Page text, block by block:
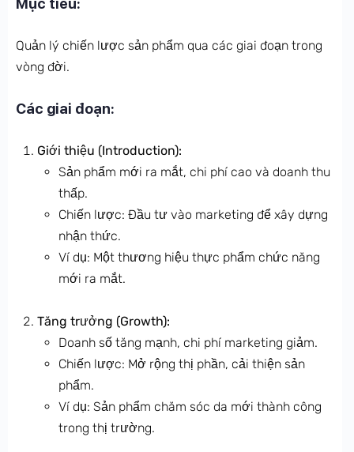
Mục tiêu:
Quản lý chiến lược sản phẩm qua các giai đoạn trong
vòng đời.
Các giai đoạn:
Giới thiệu (Introduction):
Sản phẩm mới ra mắt, chi phí cao và doanh thu
thấp.
Chiến lược: Đầu tư vào marketing để xây dựng
nhận thức.
Ví dụ: Một thương hiệu thực phẩm chức năng
mới ra mắt.
Tăng trưởng (Growth):
Doanh số tăng mạnh, chi phí marketing giảm.
Chiến lược: Mở rộng thị phần, cải thiện sản
phẩm.
Ví dụ: Sản phẩm chăm sóc da mới thành công
trong thị trường.